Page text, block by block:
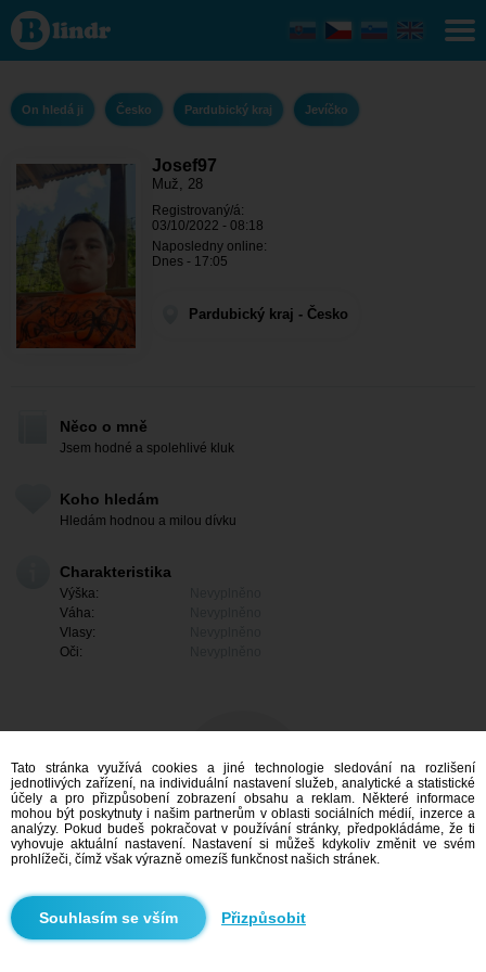
Josef97 -
On hledá ji
Pardubický
kraj -
On hledá ji Česko Pardubický kraj Jevíčko
Josef97
Muž, 28
Registrovaný/á:
03/10/2022 - 08:18
Naposledny online:
Dnes - 17:05
Pardubický kraj - Česko
Něco o mně
Jsem hodné a spolehlivé kluk
Koho hledám
Hledám hodnou a milou dívku
Charakteristika
Výška:
Váha:
Vlasy:
Oči:
Mám zájem
Vyhledávání
Tato stránka využívá cookies a jiné technologie sledování na rozlišení
jednotlivých zařízení, na individuální nastavení služeb, analytické a statistické
účely a pro přizpůsobení zobrazení obsahu a reklam. Některé informace
mohou být poskytnuty i našim partnerům v oblasti sociálních médií, inzerce a
analýzy. Pokud budeš pokračovat v používání stránky, předpokládáme, že ti
vyhovuje aktuální nastavení. Nastavení si můžeš kdykoliv změnit ve svém
prohlížeči, čímž však výrazně omezíš funkčnost našich stránek.
Přizpůsobit